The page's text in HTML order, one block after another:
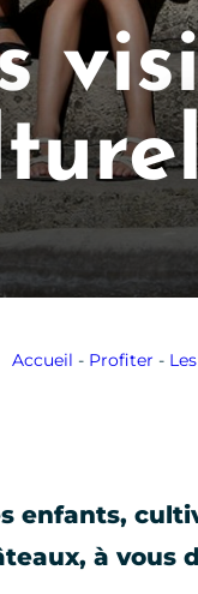
Accueil - Profiter -
enfants,
à vous